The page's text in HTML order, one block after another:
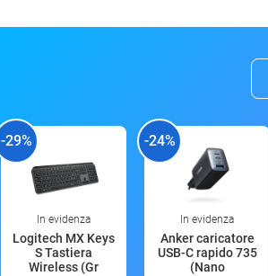
-29%
In evidenza
Logitech MX Keys
S Tastiera
Wireless (Gr
-24%
In evidenza
Anker caricatore
USB-C rapido 735
(Nano